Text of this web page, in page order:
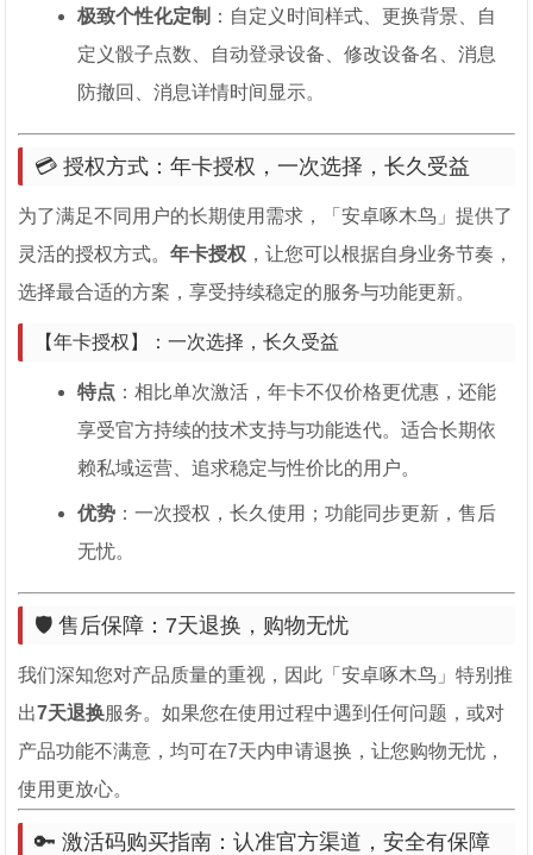
极致个性化定制 ：自定义时间样式、更换背景、自
定义骰子点数、自动登录设备、修改设备名、消息
防撤回、消息详情时间显示。
💳 授权方式：年卡授权，一次选择，长久受益
为了满足不同用户的长期使用需求，「安卓啄木鸟」提供了
灵活的授权方式。年卡授权 ，让您可以根据自身业务节奏，
选择最合适的方案，享受持续稳定的服务与功能更新。
【年卡授权】：一次选择，长久受益
特点 ：相比单次激活，年卡不仅价格更优惠，还能
享受官方持续的技术支持与功能迭代。适合长期依
赖私域运营、追求稳定与性价比的用户。
优势 ：一次授权，长久使用；功能同步更新，售后
无忧。
🛡️ 售后保障：7天退换，购物无忧
我们深知您对产品质量的重视，因此「安卓啄木鸟」特别推
出7天退换服务。如果您在使用过程中遇到任何问题，或对
产品功能不满意，均可在7天内申请退换，让您购物无忧，
使用更放心。
🔑 激活码购买指南：认准官方渠道，安全有保障